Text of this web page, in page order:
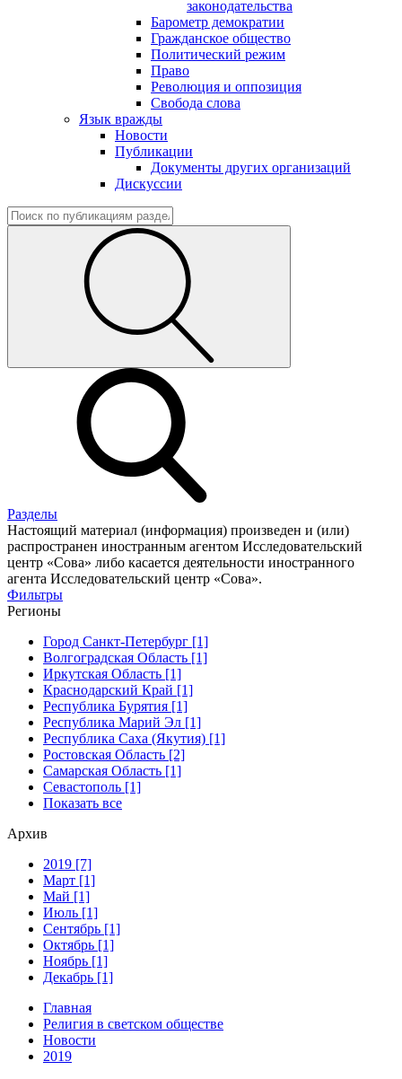
законодательства
Барометр демократии
Гражданское общество
Политический режим
Право
Революция и оппозиция
Свобода слова
Язык вражды
Новости
Публикации
Документы других организаций
Дискуссии
Разделы
Настоящий материал (информация) произведен и (или)
распространен иностранным агентом Исследовательский
центр «Сова» либо касается деятельности иностранного
агента Исследовательский центр «Сова».
Фильтры
Регионы
Город Санкт-Петербург [1]
Волгоградская Область [1]
Иркутская Область [1]
Краснодарский Край [1]
Республика Бурятия [1]
Республика Марий Эл [1]
Республика Саха (Якутия) [1]
Ростовская Область [2]
Самарская Область [1]
Севастополь [1]
Показать все
Архив
2019 [7]
Март [1]
Май [1]
Июль [1]
Сентябрь [1]
Октябрь [1]
Ноябрь [1]
Декабрь [1]
Главная
Религия в светском обществе
Новости
2019